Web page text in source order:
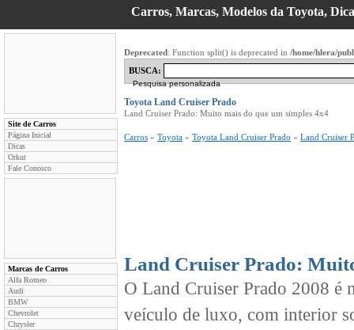
Carros, Marcas, Modelos da Toyota,
Site de Carros
Página Inicial
Dicas
Orkut
Fale Conosco
Marcas de Carros
Alfa Romeo
Audi
BMW
Chevrolet
Chrysler
Deprecated: Function split() is deprecated in /home/hlera/
BUSCA:
Pesquisa personalizada
Toyota Land Cruiser Prado
Land Cruiser Prado: Muito mais do que um simples 4x4
Carros » Toyota » Toyota Land Cruiser Prado » Land Cruiser
Land Cruiser Prado:
O Land Cruiser Prado 2008 é
veículo de luxo, com interior